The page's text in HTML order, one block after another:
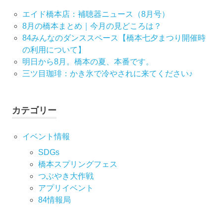
ゲ
ー
シ
ョ
エイド橋本店：補聴器ニュース（8月号）
8月の橋本まとめ｜今月の見どころは？
84みんなのダンススペース【橋本七夕まつり開催時
の利用について】
明日から8月。橋本の夏、本番です。
三ツ目珈琲：かき氷で冷やされに来てください♪
カテゴリー
イベント情報
SDGs
橋本スプリングフェス
つぶやき大作戦
アプリイベント
84情報局